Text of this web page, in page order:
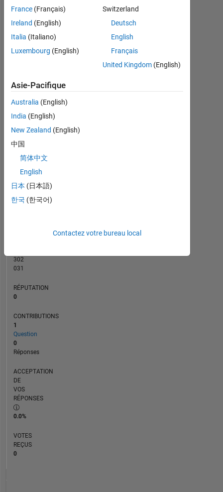
Statistiques
CONTRIBUTIONS
-2-1 2
3
302
031
RÉPUTATION
0
CONTRIBUTIONS
1
Question
0
Réponses
ACCEPTATION
DE
VOS
RÉPONSES
0.0%
VOTES
REÇUS
0
France (Français)
Ireland (English)
Italia (Italiano)
Luxembourg (English)
Switzerland
Deutsch
English
Français
United Kingdom(English)
Asie-Pacifique
Australia (English)
India (English)
New Zealand (English)
中国
简体中文
English
日本 (日本語)
한국 (한국어)
Contactez votre bureau local